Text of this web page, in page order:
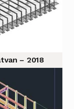
– Hatvan – 2018